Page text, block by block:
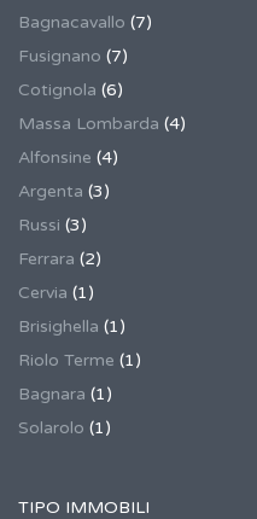
Bagnacavallo (7)
Fusignano (7)
Cotignola (6)
Massa Lombarda (4)
Alfonsine (4)
Argenta (3)
Russi (3)
Ferrara (2)
Cervia (1)
Brisighella (1)
Riolo Terme (1)
Bagnara (1)
Solarolo (1)
TIPO IMMOBILI